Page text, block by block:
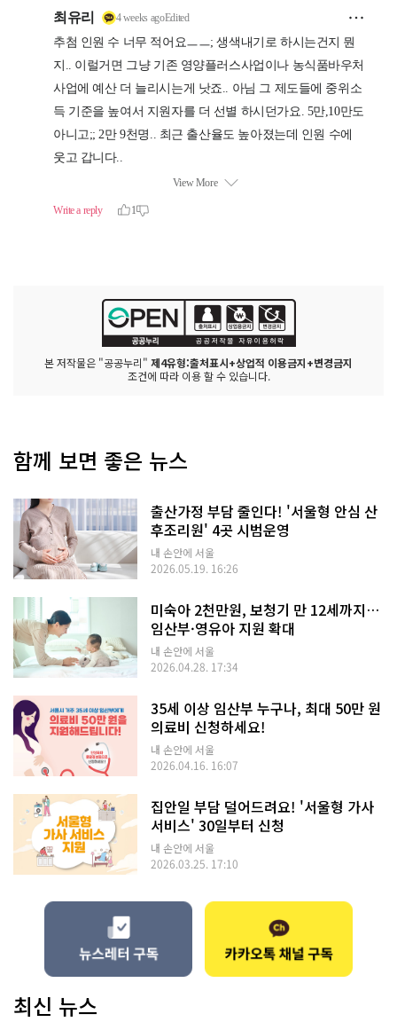
본 저작물은 "공공누리" 제4유형:출처표시+상업적 이용금지+변경금지
조건에 따라 이용 할 수 있습니다.
함께 보면 좋은 뉴스
출산가정 부담 줄인다! '서울형 안심 산
후조리원' 4곳 시범운영
내 손안에 서울
2026.05.19. 16:26
미숙아 2천만원, 보청기 만 12세까지…
임산부·영유아 지원 확대
내 손안에 서울
2026.04.28. 17:34
35세 이상 임산부 누구나, 최대 50만 원
의료비 신청하세요!
내 손안에 서울
2026.04.16. 16:07
집안일 부담 덜어드려요! '서울형 가사
서비스' 30일부터 신청
내 손안에 서울
2026.03.25. 17:10
최신 뉴스